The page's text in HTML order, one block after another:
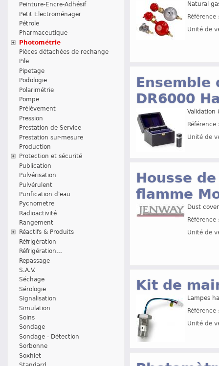
Peinture-Encre-Adhésif
Petit Electroménager
Pétrole
Pharmaceutique
Photométrie
Pièces détachées de rechange
Pile
Pipetage
Podologie
Polarimétrie
Pompe
Prélèvement
Pression
Prestation de Service
Prestation sur-mesure
Production
Protection et sécurité
Publication
Pulvérisation
Pulvérulent
Purification d'eau
Pycnometre
Radioactivité
Rangement
Réactifs & Produits
Réfrigération
Réfrigération...
Repassage
S.A.V.
Séchage
Sérologie
Signalisation
Simulation
Soins
Sondage
Sondage - Détection
Sorbonne
Soxhlet
Natural
Unité de
DR6000
Validation
Unité de
Housse
flamme
Dust
Unité de
Kit de
Lampes
Unité de